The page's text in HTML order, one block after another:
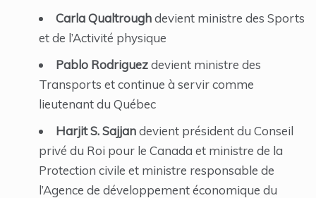
Carla Qualtroughdevient ministre des Sports
et de l’Activité physique
Pablo Rodriguezdevient ministre des
Transports et continue à servir comme
lieutenant du Québec
Harjit S. Sajjandevient président du Conseil
privé du Roi pour le Canada et ministre de la
Protection civile et ministre responsable de
l’Agence de développement économique du